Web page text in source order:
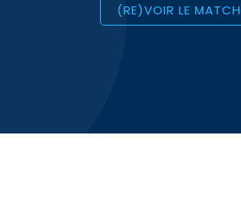
(RE)VOIR LE MATCH